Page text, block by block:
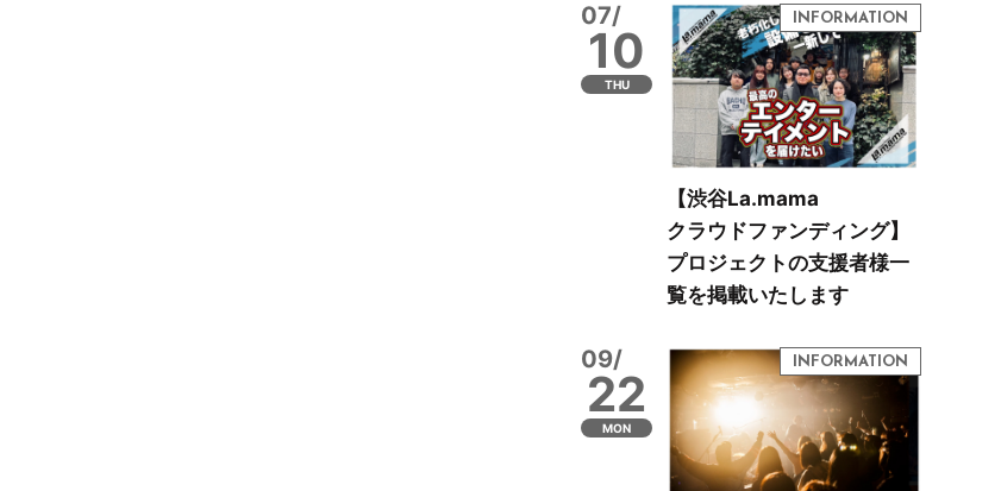
07/
10
THU
【渋谷La.mama
クラウドファンディング】
プロジェクトの支援者様一
覧を掲載いたします
09/
22
MON